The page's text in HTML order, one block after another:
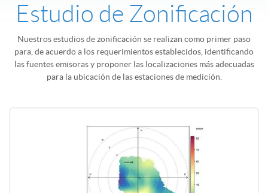
Estudio de Zonificación
Nuestros estudios de zonificación se realizan como primer paso
para, de acuerdo a los requerimientos establecidos, identificando
las fuentes emisoras y proponer las localizaciones más adecuadas
para la ubicación de las estaciones de medición.